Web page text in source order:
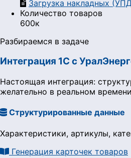
Загрузка накладных
Количество товаров
600к
Разбираемся в задаче
Интеграция 1С с
Настоящая интеграция:
желательно в реальном
Структурированные данные
Характеристики, артикулы,
Генерация карточек товаров